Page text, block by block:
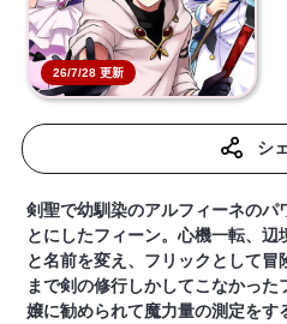
26/7/28 更新
シ
剣聖で幼馴染のアルフィーネのパ
とにしたフィーン。心機一転、辺
と名前を変え、フリックとして
まで剣の修行しかしてこなかっ
嬢に勧められて魔力量の測定をす